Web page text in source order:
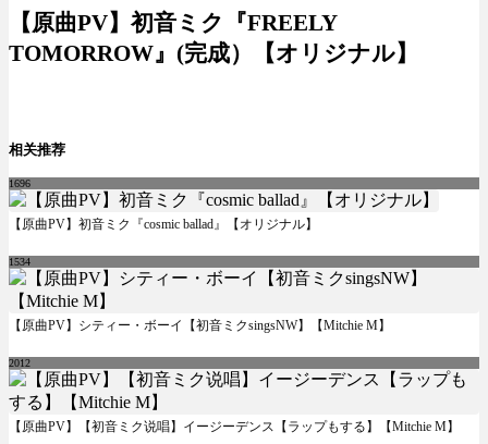
【原曲PV】初音ミク『FREELY
TOMORROW』(完成）【オリジナル】
相关推荐
1696
【原曲PV】初音ミク『cosmic ballad』【オリジナル】
1534
【原曲PV】シティー・ボーイ【初音ミクsingsNW】【Mitchie M】
2012
【原曲PV】【初音ミク说唱】イージーデンス【ラップもする】【Mitchie M】